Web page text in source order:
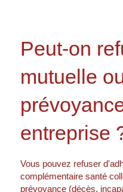
Peut-on
mutuelle
entreprise
Vous pouvez refuser
complémentaire santé
prévoyance (décès,